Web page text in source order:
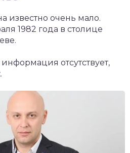
известно очень мало.
1982 года в столице
отсутствует,